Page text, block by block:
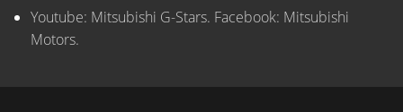
Youtube: Mitsubishi G-Stars. Facebook: Mitsubishi
Motors.